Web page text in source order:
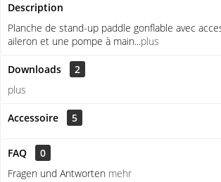
Description
Planche de stand-up paddle gonflable avec
aileron et une pompe à main...plus
Downloads
2
plus
Accessoire 5
FAQ
0
Fragen und Antworten mehr